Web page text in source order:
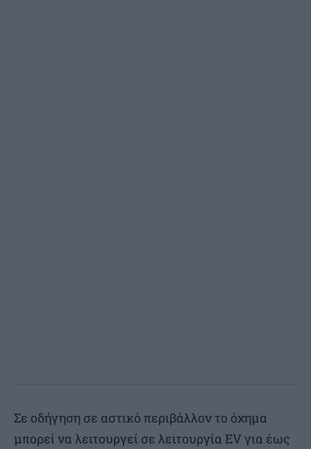
Σε οδήγηση σε αστικό περιβάλλον το όχημα
μπορεί να λειτουργεί σε λειτουργία EV για έως